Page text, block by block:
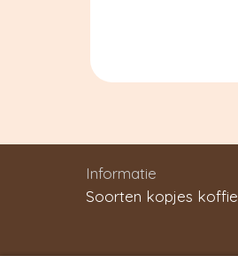
Informatie
Soorten kopjes koffie